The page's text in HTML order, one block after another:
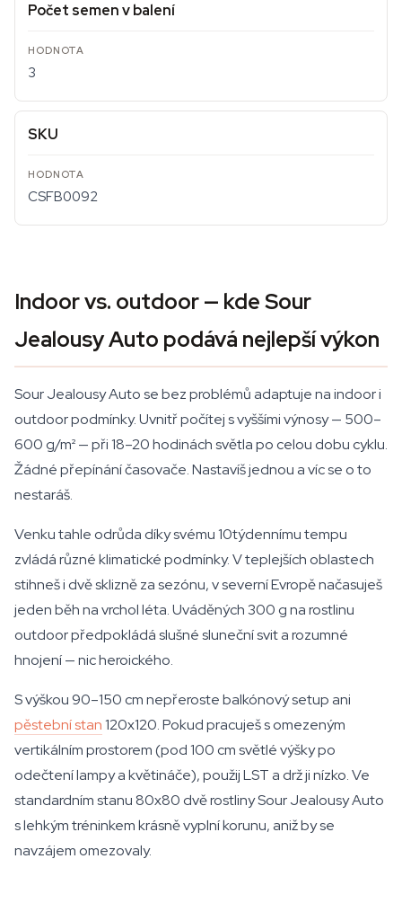
Počet semen v balení
3
SKU
CSFB0092
Indoor vs. outdoor — kde Sour
Jealousy Auto podává nejlepší výkon
Sour Jealousy Auto se bez problémů adaptuje na indoor i
outdoor podmínky. Uvnitř počítej s vyššími výnosy — 500–
600 g/m² — při 18–20 hodinách světla po celou dobu cyklu.
Žádné přepínání časovače. Nastavíš jednou a víc se o to
nestaráš.
Venku tahle odrůda díky svému 10týdennímu tempu
zvládá různé klimatické podmínky. V teplejších oblastech
stihneš i dvě sklizně za sezónu, v severní Evropě načasuješ
jeden běh na vrchol léta. Uváděných 300 g na rostlinu
outdoor předpokládá slušné sluneční svit a rozumné
hnojení — nic heroického.
S výškou 90–150 cm nepřeroste balkónový setup ani
pěstební stan120x120. Pokud pracuješ s omezeným
vertikálním prostorem (pod 100 cm světlé výšky po
odečtení lampy a květináče), použij LST a drž ji nízko. Ve
standardním stanu 80x80 dvě rostliny Sour Jealousy Auto
s lehkým tréninkem krásně vyplní korunu, aniž by se
navzájem omezovaly.